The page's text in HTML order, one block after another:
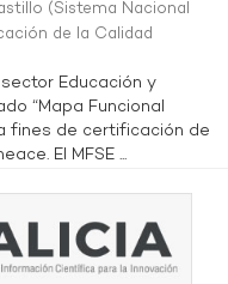
(Sistema Nacional
de la Calidad
Educación y
“Mapa Funcional
fines de certificación de
El MFSE ...